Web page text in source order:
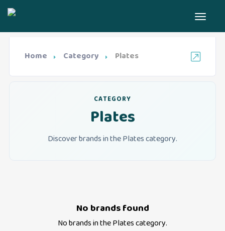
Home Category Plates
CATEGORY
Plates
Discover brands in the Plates category.
No brands found
No brands in thePlatescategory.